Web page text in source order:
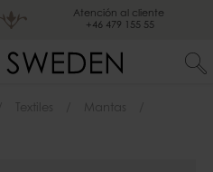
Atención al cliente
+46 479 155 55
Mantas